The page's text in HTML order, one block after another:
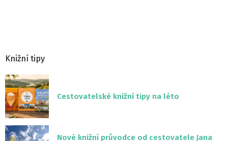
Knižní tipy
Cestovatelské knižní tipy na léto
Nové knižní průvodce od cestovatele Jana